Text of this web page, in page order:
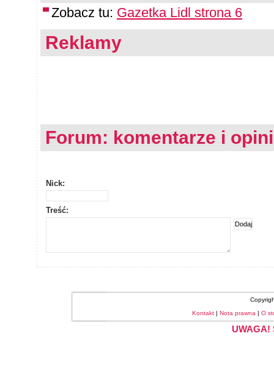
Zobacz tu: Gazetka Lidl strona 6
Reklamy
Forum: komentarze i
Nick:
Treść:
Kontakt | Nota prawna | O
UWAGA!